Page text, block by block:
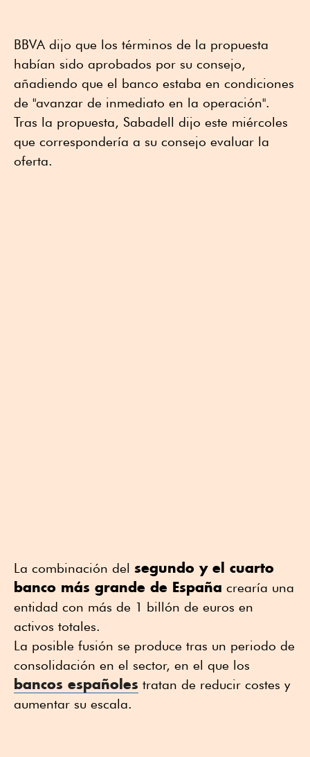
BBVA dijo que los términos de la propuesta
habían sido aprobados por su consejo,
añadiendo que el banco estaba en condiciones
de "avanzar de inmediato en la operación".
Tras la propuesta, Sabadell dijo este miércoles
que correspondería a su consejo evaluar la
oferta.
La combinación del segundo y el cuarto
banco más grande de España crearía una
entidad con más de 1 billón de euros en
activos totales.
La posible fusión se produce tras un periodo de
consolidación en el sector, en el que los
bancos españoles tratan de reducir costes y
aumentar su escala.